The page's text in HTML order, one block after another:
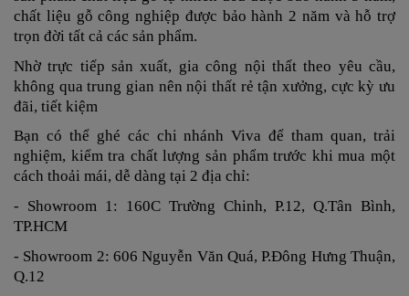
chất liệu gỗ công nghiệp được bảo hành 2 năm và hỗ trợ
trọn đời tất cả các sản phẩm.
Nhờ trực tiếp sản xuất, gia công nội thất theo yêu cầu,
không qua trung gian nên nội thất rẻ tận xưởng, cực kỳ ưu
đãi, tiết kiệm
Bạn có thể ghé các chi nhánh Viva để tham quan, trải
nghiệm, kiểm tra chất lượng sản phẩm trước khi mua một
cách thoải mái, dễ dàng tại 2 địa chỉ:
- Showroom 1: 160C Trường Chinh, P.12, Q.Tân Bình,
TP.HCM
- Showroom 2: 606 Nguyễn Văn Quá, P.Đông Hưng Thuận,
Q.12